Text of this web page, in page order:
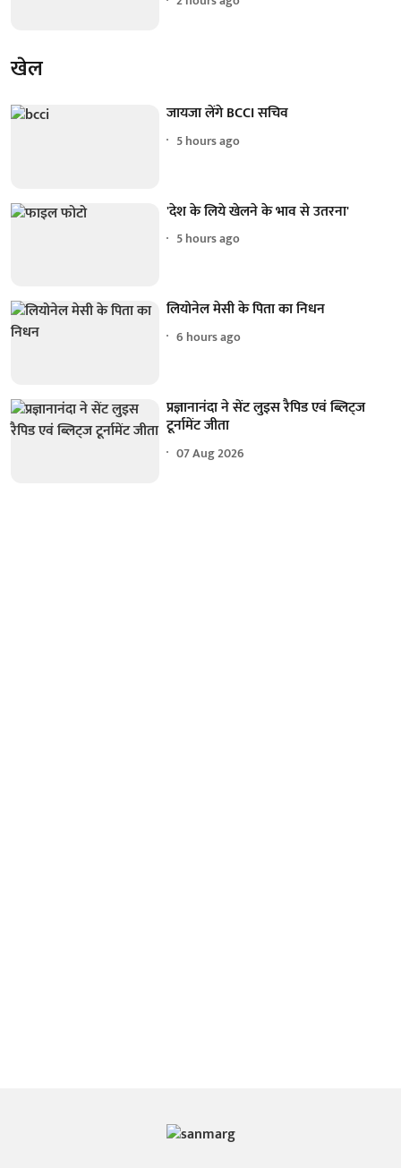
खेल
जायजा लेंगे BCCI सचिव
5 hours ago
'देश के लिये खेलने के भाव से उतरना'
5 hours ago
लियोनेल मेसी के पिता का निधन
6 hours ago
प्रज्ञानानंदा ने सेंट लुइस रैपिड एवं ब्लिट्ज
टूर्नामेंट जीता
07 Aug 2026